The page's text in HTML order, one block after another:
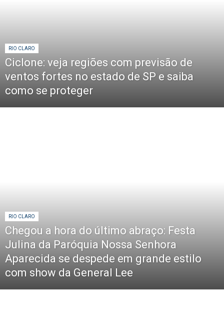
RIO CLARO
Ciclone: veja regiões com previsão de
ventos fortes no estado de SP e saiba
como se proteger
RIO CLARO
Chegou a hora do último abraço: Festa
Julina da Paróquia Nossa Senhora
Aparecida se despede em grande estilo
com show da General Lee